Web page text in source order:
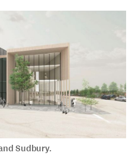
Sudbury.